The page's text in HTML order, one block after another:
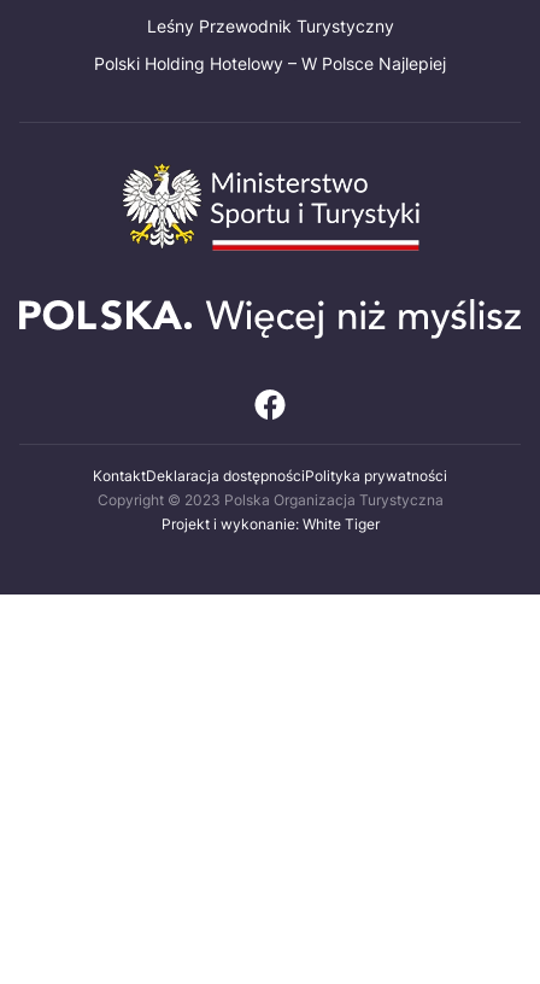
Leśny Przewodnik Turystyczny
Polski Holding Hotelowy – W Polsce Najlepiej
KontaktDeklaracja dostępnościPolityka prywatności
Copyright © 2023 Polska Organizacja Turystyczna
Projekt i wykonanie: White Tiger